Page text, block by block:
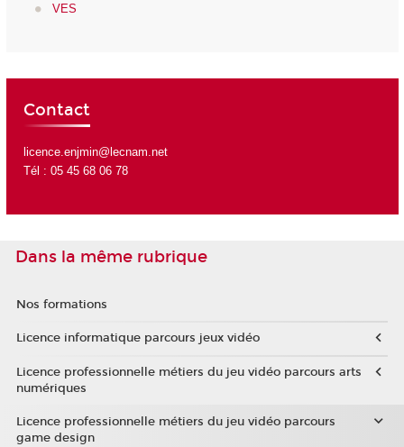
VES
Contact
licence.enjmin@lecnam.net
Tél : 05 45 68 06 78
Dans la même rubrique
Nos formations
Licence informatique parcours jeux vidéo
Licence professionnelle métiers du jeu vidéo parcours arts
numériques
Licence professionnelle métiers du jeu vidéo parcours
game design